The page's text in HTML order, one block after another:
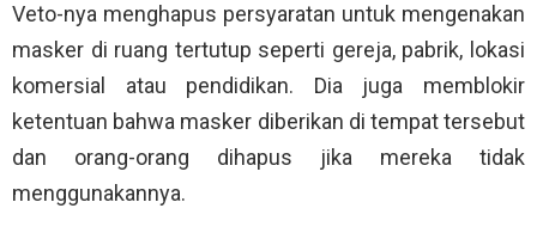
Veto-nya menghapus persyaratan untuk mengenakan
masker di ruang tertutup seperti gereja, pabrik, lokasi
komersial atau pendidikan. Dia juga memblokir
ketentuan bahwa masker diberikan di tempat tersebut
dan orang-orang dihapus jika mereka tidak
menggunakannya.